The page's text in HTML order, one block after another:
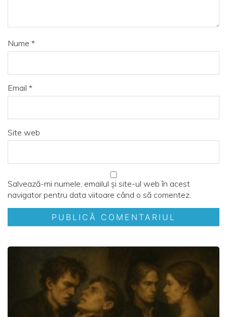
Nume *
Email *
Site web
Salvează-mi numele, emailul și site-ul web în acest
navigator pentru data viitoare când o să comentez.